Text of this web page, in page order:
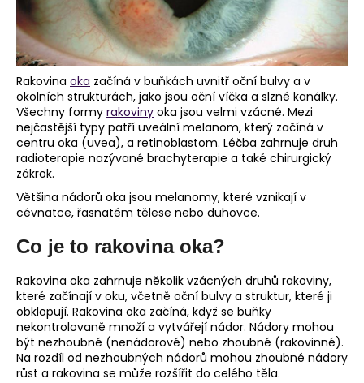
Rakovina oka začíná v buňkách uvnitř oční bulvy a v
okolních strukturách, jako jsou oční víčka a slzné kanálky.
Všechny formy rakoviny oka jsou velmi vzácné. Mezi
nejčastější typy patří uveální melanom, který začíná v
centru oka (uvea), a retinoblastom. Léčba zahrnuje druh
radioterapie nazývané brachyterapie a také chirurgický
zákrok.
Většina nádorů oka jsou melanomy, které vznikají v
cévnatce, řasnatém tělese nebo duhovce.
Co je to rakovina oka?
Rakovina oka zahrnuje několik vzácných druhů rakoviny,
které začínají v oku, včetně oční bulvy a struktur, které ji
obklopují. Rakovina oka začíná, když se buňky
nekontrolovaně množí a vytvářejí nádor. Nádory mohou
být nezhoubné (nenádorové) nebo zhoubné (rakovinné).
Na rozdíl od nezhoubných nádorů mohou zhoubné nádory
růst a rakovina se může rozšířit do celého těla.
HLEDAT
D
o
p
o
r
č
j
e
m
e